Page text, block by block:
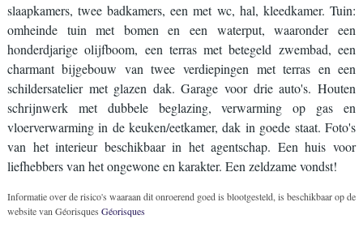
slaapkamers, twee badkamers, een met wc, hal, kleedkamer. Tuin:
omheinde tuin met bomen en een waterput, waaronder een
honderdjarige olijfboom, een terras met betegeld zwembad, een
charmant bijgebouw van twee verdiepingen met terras en een
schildersatelier met glazen dak. Garage voor drie auto's. Houten
schrijnwerk met dubbele beglazing, verwarming op gas en
vloerverwarming in de keuken/eetkamer, dak in goede staat. Foto's
van het interieur beschikbaar in het agentschap. Een huis voor
liefhebbers van het ongewone en karakter. Een zeldzame vondst!
Informatie over de risico's waaraan dit onroerend goed is blootgesteld, is beschikbaar op de
website van Géorisques Géorisques